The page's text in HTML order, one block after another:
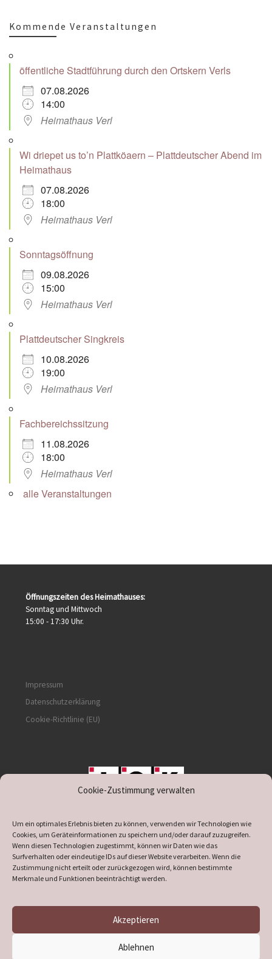
Cookie-Zustimmung verwalten
Um ein optimales Erlebnis bieten zu können, verwenden wir Technologien wie
Cookies, um Geräteinformationen zu speichern und/oder darauf zuzugreifen.
Wenn diesen Technologien zugestimmt, können wir Daten wie das
Surfverhalten oder eindeutige IDs auf dieser Website verarbeiten. Wenn die
Zustimmung nicht erteilt oder zurückgezogen wird, können bestimmte
Merkmale und Funktionen beeinträchtigt werden.
Akzeptieren
Ablehnen
Kommende Veranstaltungen
öffentliche Stadtführung durch den Ortskern Verls
07.08.2026
14:00
Heimathaus Verl
Wi driepet us to’n Plattköaern – Plattdeutscher Abend im
Heimathaus
07.08.2026
18:00
Heimathaus Verl
Sonntagsöffnung
09.08.2026
15:00
Heimathaus Verl
Plattdeutscher Singkreis
10.08.2026
19:00
Heimathaus Verl
Fachbereichssitzung
11.08.2026
18:00
Heimathaus Verl
alle Veranstaltungen
Öffnungszeiten des Heimathauses:
Sonntag und Mittwoch
15:00 - 17:30 Uhr.
Impressum
Datenschutzerklärung
Cookie-Richtlinie (EU)
supported by DÖ
Heimatverein Verl– Alle Rechte vorbehalten